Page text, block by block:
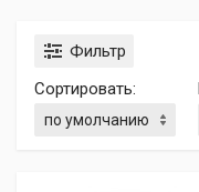
Фильтр
Сортировать: